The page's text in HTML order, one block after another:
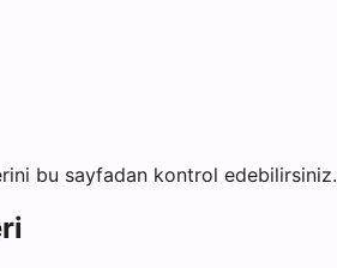
bu sayfadan kontrol edebilirsiniz.